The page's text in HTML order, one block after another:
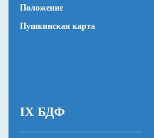
Положение
Пушкинская карта
IX БДФ